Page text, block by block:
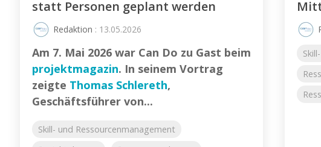
statt Personen geplant werden
Redaktion : 13.05.2026
Am 7. Mai 2026 war Can Do zu Gast beim
projektmagazin. In seinem Vortrag
zeigte Thomas Schlereth,
Geschäftsführer von...
Skill- und Ressourcenmanagement